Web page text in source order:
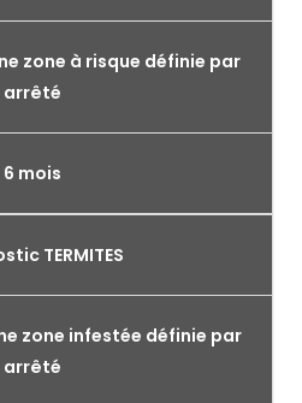
zone à risque définie par
arrêté
6 mois
TERMITES
zone infestée définie par
arrêté